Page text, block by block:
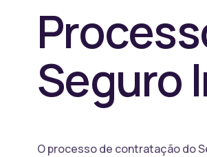
Seguro
O processo de contratação do